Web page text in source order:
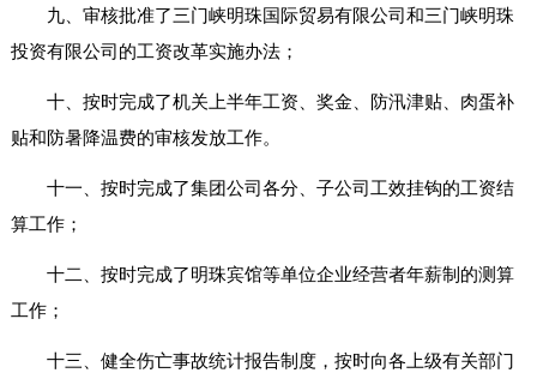
九、审核批准了三门峡明珠国际贸易有限公司和三门峡明珠
投资有限公司的工资改革实施办法；
十、按时完成了机关上半年工资、奖金、防汛津贴、肉蛋补
贴和防暑降温费的审核发放工作。
十一、按时完成了集团公司各分、子公司工效挂钩的工资结
算工作；
十二、按时完成了明珠宾馆等单位企业经营者年薪制的测算
工作；
十三、健全伤亡事故统计报告制度，按时向各上级有关部门